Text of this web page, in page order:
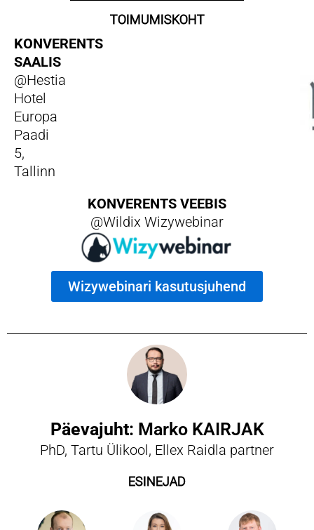
TOIMUMISKOHT
KONVERENTS
SAALIS
@Hestia
Hotel
Europa
Paadi
5,
Tallinn
KONVERENTS VEEBIS
@Wildix Wizywebinar
Wizywebinari kasutusjuhend
Päevajuht: Marko KAIRJAK
PhD, Tartu Ülikool, Ellex Raidla partner
ESINEJAD